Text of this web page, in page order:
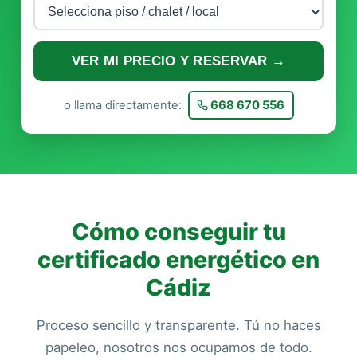
VER MI PRECIO Y RESERVAR →
o llama directamente: 668 670 556
Cómo conseguir tu
certificado energético en
Cádiz
Proceso sencillo y transparente. Tú no haces
papeleo, nosotros nos ocupamos de todo.